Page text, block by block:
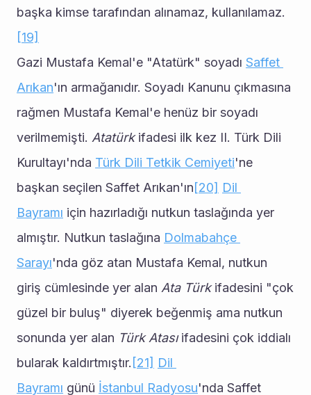
başka kimse tarafından alınamaz, kullanılamaz.
[19]
Gazi Mustafa Kemal'e "Atatürk" soyadı Saffet
Arıkan'ın armağanıdır. Soyadı Kanunu çıkmasına
rağmen Mustafa Kemal'e henüz bir soyadı
verilmemişti. Atatürk ifadesi ilk kez II. Türk Dili
Kurultayı'nda Türk Dili Tetkik Cemiyeti'ne
başkan seçilen Saffet Arıkan'ın[20] Dil
Bayramı için hazırladığı nutkun taslağında yer
almıştır. Nutkun taslağına Dolmabahçe
Sarayı'nda göz atan Mustafa Kemal, nutkun
giriş cümlesinde yer alan Ata Türk ifadesini "çok
güzel bir buluş" diyerek beğenmiş ama nutkun
sonunda yer alan Türk Atası ifadesini çok iddialı
bularak kaldırtmıştır. [21] Dil
Bayramı günü İstanbul Radyosu'nda Saffet